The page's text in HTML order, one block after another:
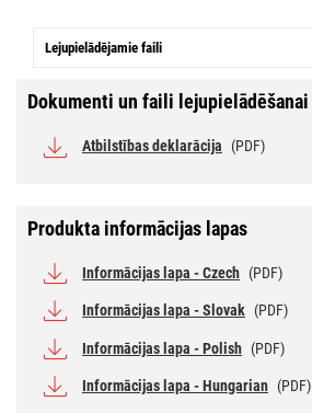
Lejupielādējamie faili
Dokumenti un faili lejupielādēšanai
Atbilstības deklarācija (PDF)
Produkta informācijas lapas
Informācijas lapa - Czech (PDF)
Informācijas lapa - Slovak (PDF)
Informācijas lapa - Polish (PDF)
Informācijas lapa - Hungarian (PDF)